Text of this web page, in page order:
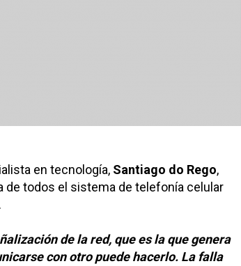
en tecnología, Santiago do Rego,
de todos el sistema de telefonía celular
de la red, que es la que genera
con otro puede hacerlo. La falla